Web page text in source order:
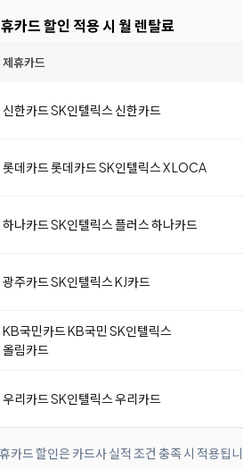
카드 할인 적용 시 월 렌탈료
제휴카드
신한카드 SK인텔릭스 신한카드
롯데카드 롯데카드 SK인텔릭스 X LOCA
하나카드 SK인텔릭스 플러스 하나카드
광주카드 SK인텔릭스 KJ카드
KB국민카드 KB국민 SK인텔릭스
올림카드
우리카드 SK인텔릭스 우리카드
카드 할인은 카드사 실적 조건 충족 시 적용됩